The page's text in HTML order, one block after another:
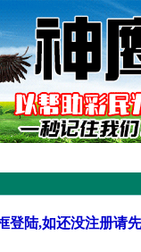
登陆,如还没注册请